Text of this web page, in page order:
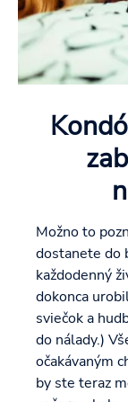
Možno to
dostanete do
každodenný
dokonca
sviečok a
do nálady.)
očakávaným
by ste teraz